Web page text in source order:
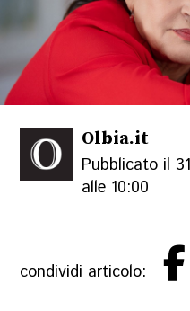
Olbia.it
Pubblicato il
alle 10:00
condividi articolo: